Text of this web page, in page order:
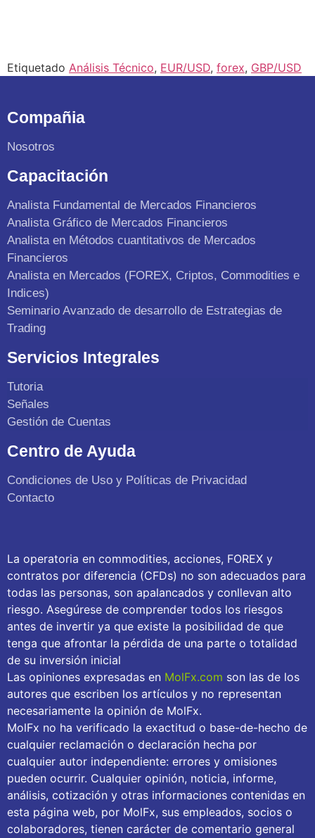
Etiquetado Análisis Técnico, EUR/USD, forex, GBP/USD
Compañia
Nosotros
Capacitación
Analista Fundamental de Mercados Financieros
Analista Gráfico de Mercados Financieros
Analista en Métodos cuantitativos de Mercados
Financieros
Analista en Mercados (FOREX, Criptos, Commodities e
Indices)
Seminario Avanzado de desarrollo de Estrategias de
Trading
Servicios Integrales
Tutoria
Señales
Gestión de Cuentas
Centro de Ayuda
Condiciones de Uso y Políticas de Privacidad
Contacto
La operatoria en commodities, acciones, FOREX y
contratos por diferencia (CFDs) no son adecuados para
todas las personas, son apalancados y conllevan alto
riesgo. Asegúrese de comprender todos los riesgos
antes de invertir ya que existe la posibilidad de que
tenga que afrontar la pérdida de una parte o totalidad
de su inversión inicial
Las opiniones expresadas en MolFx.com son las de los
autores que escriben los artículos y no representan
necesariamente la opinión de MolFx.
MolFx no ha verificado la exactitud o base-de-hecho de
cualquier reclamación o declaración hecha por
cualquier autor independiente: errores y omisiones
pueden ocurrir. Cualquier opinión, noticia, informe,
análisis, cotización y otras informaciones contenidas en
esta página web, por MolFx, sus empleados, socios o
colaboradores, tienen carácter de comentario general